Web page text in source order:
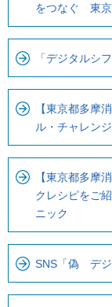
をつなぐ 東京
「デジタルシ
【東京都多摩
ル・チャレン
【東京都多摩
クレシピをご
ニック
SNS「偽 デジ